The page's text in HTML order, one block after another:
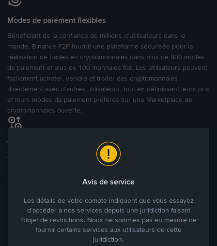
Modes de paiement flexibles
Bénéficiant de la confiance de millions d’utilisateurs dans le
monde, Binance P2P fournit une plateforme sécurisée pour la
réalisation de trades en cryptomonnaies dans plus de 800 modes
de paiement et plus de 100 monnaies fiat. Les utilisateurs peuvent
facilement acheter, vendre et trader des cryptomonnaies
directement avec d’autres utilisateurs, tout en définissant leurs prix
et leurs modes de paiement préférés sur une Marketplace de
cryptomonnaies ouverte.
Tradez à des prix avantageux pour vous
Tradez des cryptos en étant libres d’acheter et de vendre à votre
des annonces commerciales pour fixer vos propres prix.
Principaux modes de paiement
Avis de service
Les détails de votre compte indiquent que vous essayez
d’accéder à nos services depuis une juridiction faisant
l’objet de restrictions. Nous ne sommes pas en mesure de
fournir certains services aux utilisateurs de cette
juridiction.